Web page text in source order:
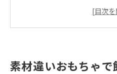
ペットシッターが選
素材違いおもちゃで
素材違いおもちゃ